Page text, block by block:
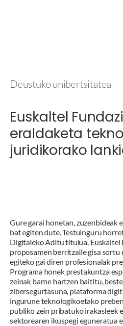
Deustuko unibertsitatea
Euskaltel
eraldaketa
juridikorako
Gure garai honetan, zuzenbideak
bat egiten dute. Testuinguru
Digitaleko Aditu titulua, Euskaltel
proposamen berritzaile gisa
egiteko gai diren profesionalak
Programa honek prestakuntza
zeinak barne hartzen baititu,
zibersegurtasuna, plataforma
ingurune teknologikoetako
publiko zein pribatuko irakasleek
sektorearen ikuspegi eguneratua